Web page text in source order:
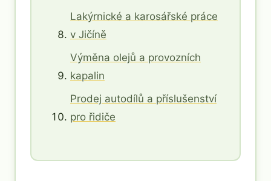
Lakýrnické a karosářské práce
v Jičíně
Výměna olejů a provozních
kapalin
Prodej autodílů a příslušenství
pro řidiče